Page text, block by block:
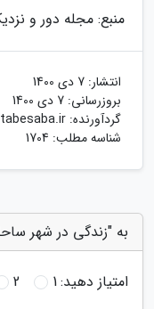
منبع: مجله دور و
انتشار: 7 دی 1400
بروزرسانی: 7 دی 1400
گردآورنده:
شناسه مطلب: 1704
به "زندگی در شهر
امتیاز دهید:1
2